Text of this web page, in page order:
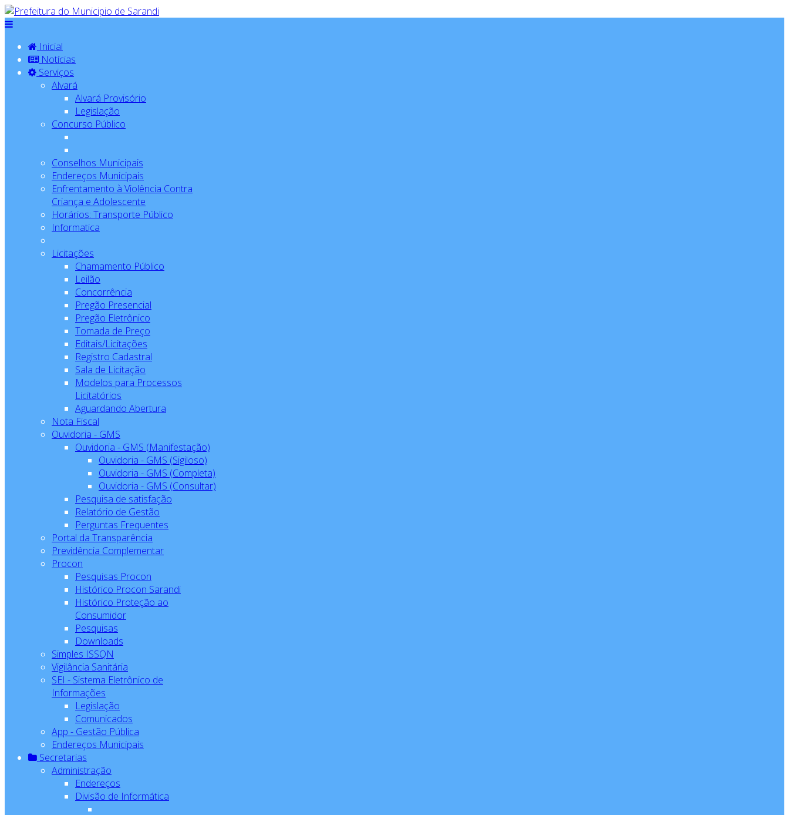
Inicial
Notícias
Serviços
Alvará
Alvará Provisório
Legislação
Concurso Público
Conselhos Municipais
Endereços Municipais
Enfrentamento à Violência Contra
Criança e Adolescente
Horários: Transporte Público
Informatica
Licitações
Chamamento Público
Leilão
Concorrência
Pregão Presencial
Pregão Eletrônico
Tomada de Preço
Editais/Licitações
Registro Cadastral
Sala de Licitação
Modelos para Processos
Licitatórios
Aguardando Abertura
Nota Fiscal
Ouvidoria - GMS
Ouvidoria - GMS (Manifestação)
Ouvidoria - GMS (Sigiloso)
Ouvidoria - GMS (Completa)
Ouvidoria - GMS (Consultar)
Pesquisa de satisfação
Relatório de Gestão
Perguntas Frequentes
Portal da Transparência
Previdência Complementar
Procon
Pesquisas Procon
Histórico Procon Sarandi
Histórico Proteção ao
Consumidor
Pesquisas
Downloads
Simples ISSQN
Vigilância Sanitária
SEI - Sistema Eletrônico de
Informações
Legislação
Comunicados
App - Gestão Pública
Endereços Municipais
Secretarias
Administração
Endereços
Divisão de Informática